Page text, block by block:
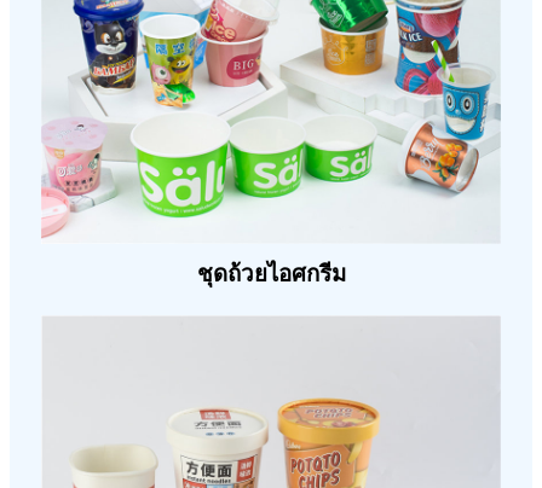
ชุดถ้วยไอศกรีม